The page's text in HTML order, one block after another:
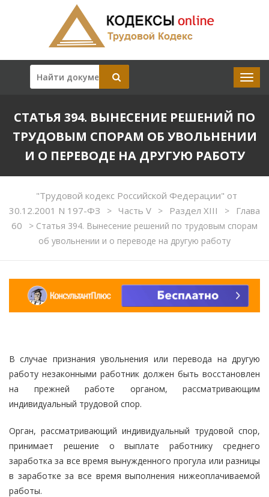
СТАТЬЯ 394. ВЫНЕСЕНИЕ РЕШЕНИЙ ПО
ТРУДОВЫМ СПОРАМ ОБ УВОЛЬНЕНИИ
И О ПЕРЕВОДЕ НА ДРУГУЮ РАБОТУ
"Трудовой кодекс Российской Федерации" от
30.12.2001 N 197-ФЗ
> Часть V > Раздел XIII >
Глава
60
> Статья 394. Вынесение решений по трудовым спорам
об увольнении и о переводе на другую работу
В случае признания увольнения или перевода на другую
работу незаконными работник должен быть восстановлен
на прежней работе органом, рассматривающим
индивидуальный трудовой спор.
Орган, рассматривающий индивидуальный трудовой спор,
принимает решение о выплате работнику среднего
заработка за все время вынужденного прогула или разницы
в заработке за все время выполнения нижеоплачиваемой
работы.